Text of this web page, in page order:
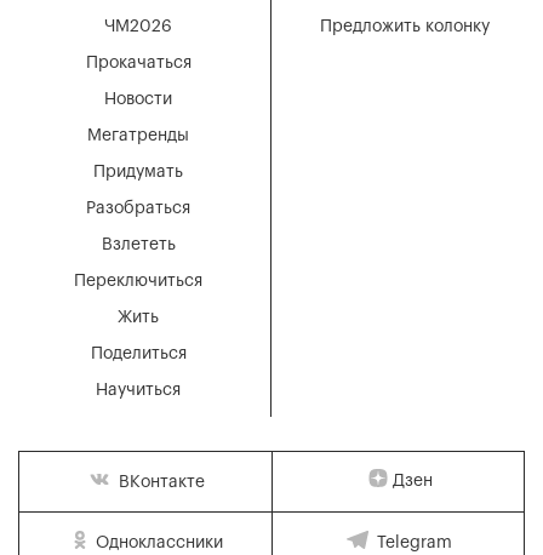
Мегатренды
Придумать
Разобраться
Взлететь
Новости
Переключиться
Жить
Поделиться
Научиться
ЧМ2026
Прокачаться
Предложить колонку
ВКонтакте Дзен
Одноклассники Telegram